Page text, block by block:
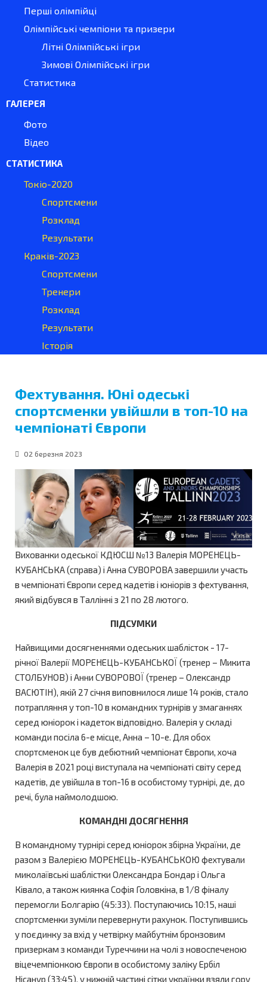
Перші олімпійці
Олімпійські чемпіони та призери
Літні Олімпійські ігри
Зимові Олімпійські ігри
Статистика
ГАЛЕРЕЯ
Фото
Відео
СТАТИСТИКА
Токіо-2020
Спортсмени
Розклад
Результати
Краків-2023
Спортсмени
Тренери
Розклад
Результати
Історія
Фехтування. Юні одеські
спортсменки увійшли в топ-10 на
чемпіонаті Європи
02 березня 2023
Вихованки одеської КДЮСШ №13 Валерія МОРЕНЕЦЬ-
КУБАНСЬКА (справа) і Анна СУВОРОВА завершили участь
в чемпіонаті Європи серед кадетів і юніорів з фехтування,
який відбувся в Таллінні з 21 по 28 лютого.
ПІДСУМКИ
Найвищими досягненнями одеських шаблісток - 17-
річної Валерії МОРЕНЕЦЬ-КУБАНСЬКОЇ (тренер – Микита
СТОЛБУНОВ) і Анни СУВОРОВОЇ (тренер – Олександр
ВАСЮТІН), якій 27 січня виповнилося лише 14 років, стало
потрапляння у топ-10 в командних турнірів у змаганнях
серед юніорок і кадеток відповідно. Валерія у складі
команди посіла 6-е місце, Анна – 10-е. Для обох
спортсменок це був дебютний чемпіонат Європи, хоча
Валерія в 2021 році виступала на чемпіонаті світу серед
кадетів, де увійшла в топ-16 в особистому турнірі, де, до
речі, була наймолодшою.
КОМАНДНІ ДОСЯГНЕННЯ
В командному турнірі серед юніорок збірна України, де
разом з Валерією МОРЕНЕЦЬ-КУБАНСЬКОЮ фехтували
миколаївські шаблістки Олександра Бондар і Ольга
Ківало, а також киянка Софія Головкіна, в 1/8 фіналу
перемогли Болгарію (45:33). Поступаючись 10:15, наші
спортсменки зуміли перевернути рахунок. Поступившись
у поєдинку за вхід у четвірку майбутнім бронзовим
призеркам з команди Туреччини на чолі з новоспеченою
віцечемпіонкою Європи в особистому заліку Ербіл
Нісанур (33:45), у нижній частині сітки українки взяли гору